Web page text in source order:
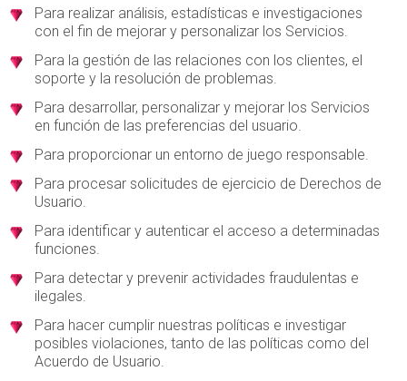
Para realizar análisis, estadísticas e investigaciones
con el fin de mejorar y personalizar los Servicios.
Para la gestión de las relaciones con los clientes, el
soporte y la resolución de problemas.
Para desarrollar, personalizar y mejorar los Servicios
en función de las preferencias del usuario.
Para proporcionar un entorno de juego responsable.
Para procesar solicitudes de ejercicio de Derechos de
Usuario.
Para identificar y autenticar el acceso a determinadas
funciones.
Para detectar y prevenir actividades fraudulentas e
ilegales.
Para hacer cumplir nuestras políticas e investigar
posibles violaciones, tanto de las políticas como del
Acuerdo de Usuario.